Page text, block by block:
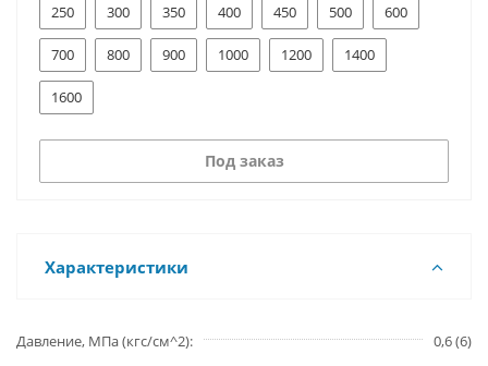
250 300 350 400 450 500 600
700 800 900 1000 1200 1400
1600
Под заказ
Характеристики
Давление, МПа (кгс/см^2) 0,6 (6)